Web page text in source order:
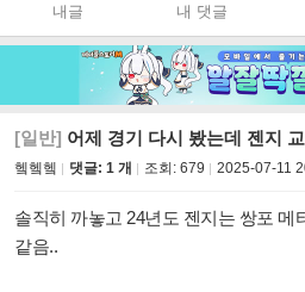
내글 내 댓글
[일반] 어제 경기 다시 봤는데 젠지
헼헼헼 댓글: 1 개 조회: 679 2025-07-11
솔직히 까놓고 24년도 젠지는 쌍포 메
같음..